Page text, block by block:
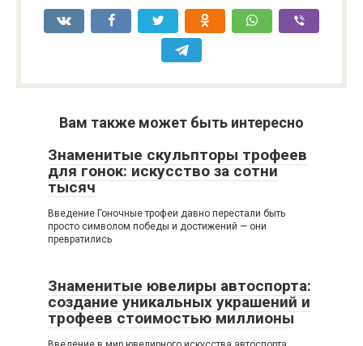
Вам также может быть интересно
Знаменитые скульпторы трофеев
для гонок: искусство за сотни
тысяч
Введение Гоночные трофеи давно перестали быть
просто символом победы и достижений — они
превратились
Знаменитые ювелиры автоспорта:
создание уникальных украшений и
трофеев стоимостью миллионы